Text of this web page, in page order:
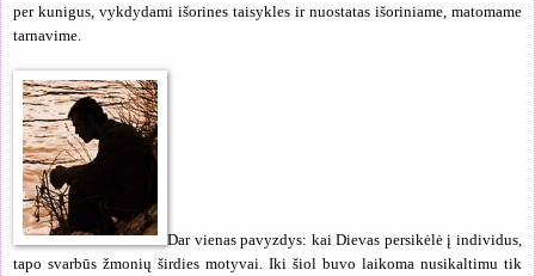
per kunigus, vykdydami išorines taisykles ir nuostatas išoriniame, matomame
tarnavime.
Dar vienas pavyzdys: kai Dievas persikėlė į individus,
tapo svarbūs žmonių širdies motyvai. Iki šiol buvo laikoma nusikaltimu tik